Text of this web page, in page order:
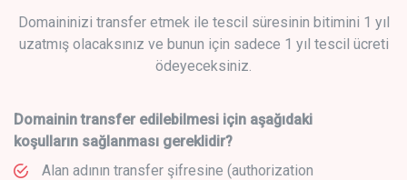
Domaininizi transfer etmek ile tescil süresinin bitimini 1 yıl
uzatmış olacaksınız ve bunun için sadece 1 yıl tescil ücreti
ödeyeceksiniz.
Domainin transfer edilebilmesi için aşağıdaki
koşulların sağlanması gereklidir?
Alan adının transfer şifresine (authorization